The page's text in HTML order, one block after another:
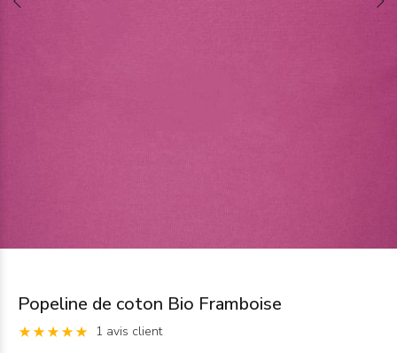
Popeline de coton Bio Framboise
1 avis client